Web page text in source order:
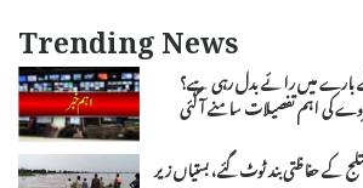
Trending News
بارے میں رائے بدل رہی ہے؟
کی اہم تفصیلات سامنے آ گئی
کے حفاظتی بند ٹوٹ گئے، بستیاں زیر